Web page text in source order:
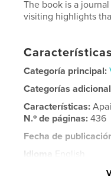
The book is a
visiting highlights
Categoría principal:
Categorías
Características:
N.º de páginas:436
Fecha de
Idioma
English